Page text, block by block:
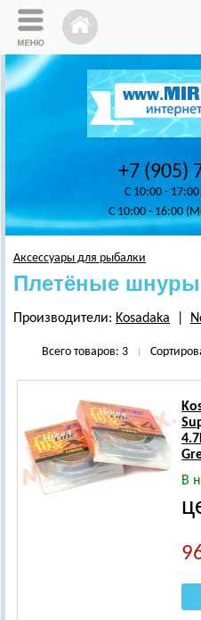
+7 (905)
C 10:00 -
C 10:00 - 16:00
Аксессуары для рыбалки
Плетёные шнуры
Производители: Kosadaka
Всего товаров: 3
В